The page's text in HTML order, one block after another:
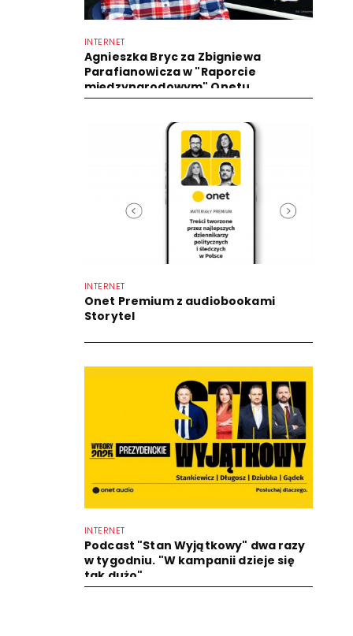
INTERNET
Agnieszka Bryc za Zbigniewa
Parafianowicza w "Raporcie
międzynarodowym" Onetu
INTERNET
Onet Premium z audiobookami
Storytel
INTERNET
Podcast "Stan Wyjątkowy" dwa razy
w tygodniu. "W kampanii dzieje się
tak dużo"